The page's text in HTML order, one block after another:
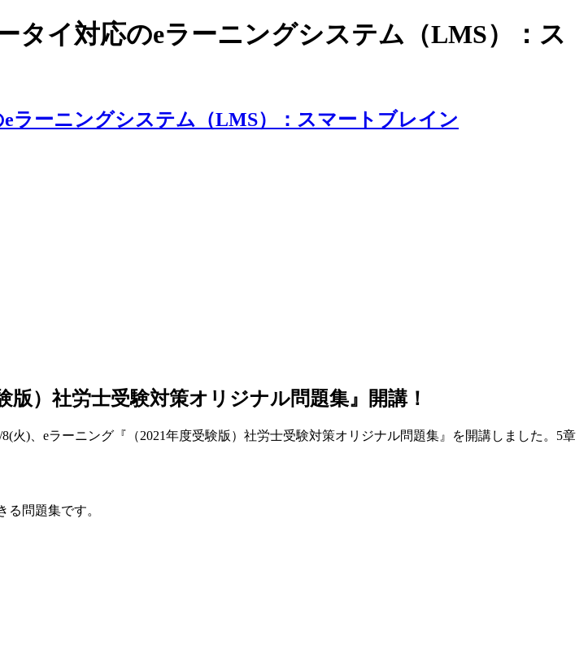
タイ対応のeラーニングシステム（LMS）：ス
版）社労士受験対策オリジナル問題集』開講！
)、eラーニング『（2021年度受験版）社労士受験対策オリジナル問題集』を開講しました。5章
問題集です。